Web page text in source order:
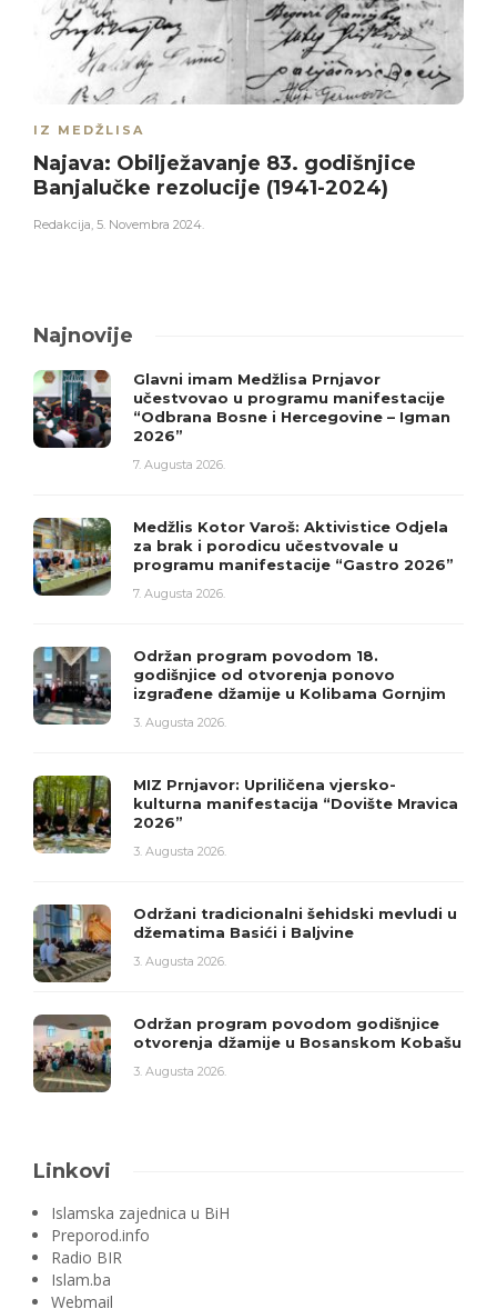
IZ MEDŽLISA
Najava: Obilježavanje 83. godišnjice
Banjalučke rezolucije (1941-2024)
Redakcija, 5. Novembra 2024.
Najnovije
Glavni imam Medžlisa Prnjavor
učestvovao u programu manifestacije
“Odbrana Bosne i Hercegovine – Igman
2026”
7. Augusta 2026.
Medžlis Kotor Varoš: Aktivistice Odjela
za brak i porodicu učestvovale u
programu manifestacije “Gastro 2026”
7. Augusta 2026.
Održan program povodom 18.
godišnjice od otvorenja ponovo
izgrađene džamije u Kolibama Gornjim
3. Augusta 2026.
MIZ Prnjavor: Upriličena vjersko-
kulturna manifestacija “Dovište Mravica
2026”
3. Augusta 2026.
Održani tradicionalni šehidski mevludi u
džematima Basići i Baljvine
3. Augusta 2026.
Održan program povodom godišnjice
otvorenja džamije u Bosanskom Kobašu
3. Augusta 2026.
Linkovi
Islamska zajednica u BiH
Preporod.info
Radio BIR
Islam.ba
Webmail